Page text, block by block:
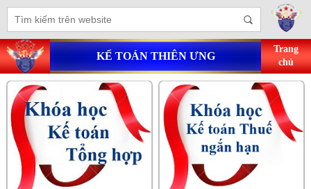
KẾ TOÁN THIÊN ƯNG
Trang
chủ